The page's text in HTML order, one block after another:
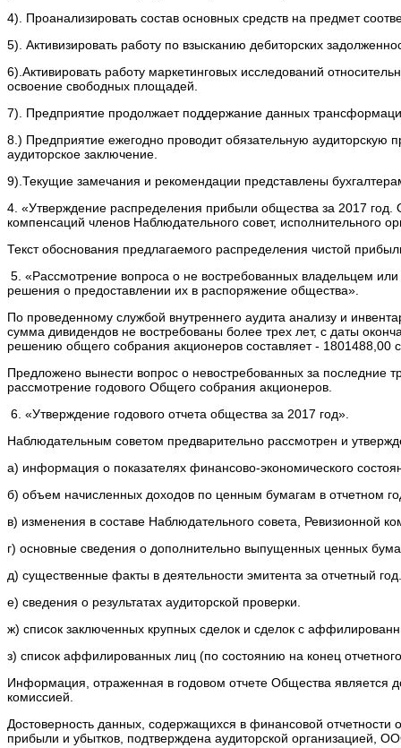
4). Проанализировать состав основных средств на предмет
5). Активизировать работу по взысканию дебиторских
6).Активировать работу маркетинговых исследований
освоение свободных площадей.
7). Предприятие продолжает поддержание данных
8.) Предприятие ежегодно проводит обязательную аудиторскую
аудиторское заключение.
9).Текущие замечания и рекомендации представлены
4. «Утверждение распределения прибыли общества за 2017
компенсаций членов Наблюдательного совет, исполнительного
Текст обоснования предлагаемого распределения чистой
5. «Рассмотрение вопроса о не востребованных владельцем
решения о предоставлении их в распоряжение общества».
По проведенному службой внутреннего аудита анализу и
сумма дивидендов не востребованы более трех лет, с даты
решению общего собрания акционеров составляет - 1801488,00
Предложено вынести вопрос о невостребованных за последние
рассмотрение годового Общего собрания акционеров.
6. «Утверждение годового отчета общества за 2017 год».
Наблюдательным советом предварительно рассмотрен и
а) информация о показателях финансово-экономического
б) объем начисленных доходов по ценным бумагам в отчетном
в) изменения в составе Наблюдательного совета, Ревизионной
г) основные сведения о дополнительно выпущенных ценных
д) существенные факты в деятельности эмитента за отчетный год.
е) сведения о результатах аудиторской проверки.
ж) список заключенных крупных сделок и сделок с
з) список аффилированных лиц (по состоянию на конец
Информация, отраженная в годовом отчете Общества является
комиссией.
Достоверность данных, содержащихся в финансовой
прибыли и убытков, подтверждена аудиторской организацией,